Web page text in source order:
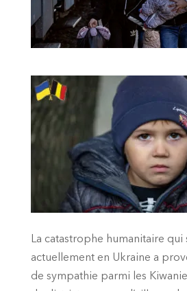
La catastrophe humanitaire qui
actuellement en Ukraine a
de sympathie parmi les